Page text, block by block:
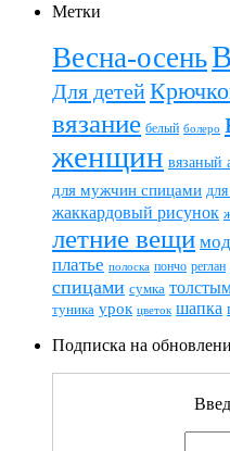
Метки
Весна-осень
Для детей
вязание белый болеро
женщин вязаный
для мужчин спицами
жаккардовый рисунок
летние вещи
платье полоска пончо реглан
спицами сумка
туника урок цветок шапка
Подписка на